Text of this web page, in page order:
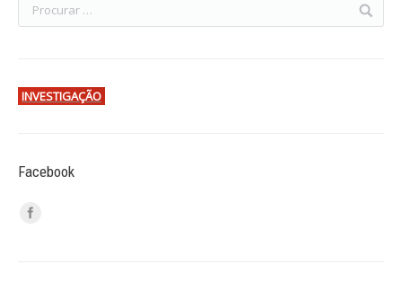
INVESTIGAÇÃO
Facebook